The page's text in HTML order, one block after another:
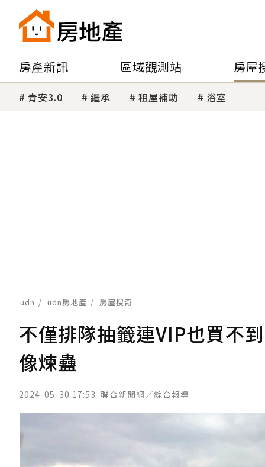
房產新訊 區域觀測站 房屋
青安3.0 繼承 租屋補助 浴室
udn udn房地產 房屋搜奇
不僅排隊抽籤連VIP也買不
像煉蠱
2024-05-30 17:53 聯合新聞網／綜合報導